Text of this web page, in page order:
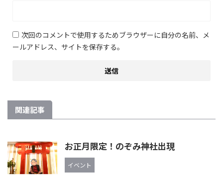
次回のコメントで使用するためブラウザーに自分の名前、メ
ールアドレス、サイトを保存する。
関連記事
お正月限定！のぞみ神社出現
イベント